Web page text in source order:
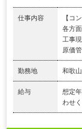
仕事内容
【コ
各方
工事
原価
勤務地 和歌
給与
想定
わせく